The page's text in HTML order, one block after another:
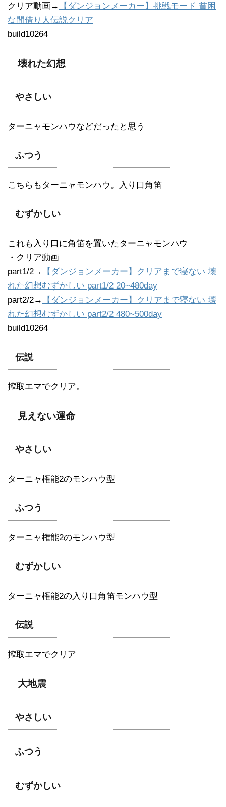
クリア動画→
【ダンジョンメーカー】挑戦モード 貧困
な間借り人伝説クリア
build10264
壊れた幻想
やさしい
ターニャモンハウなどだったと思う
ふつう
こちらもターニャモンハウ。入り口角笛
むずかしい
これも入り口に角笛を置いたターニャモンハウ
・クリア動画
part1/2→
【ダンジョンメーカー】クリアまで寝ない 壊
れた幻想むずかしい part1/2 20~480day
part2/2→
【ダンジョンメーカー】クリアまで寝ない 壊
れた幻想むずかしい part2/2 480~500day
build10264
伝説
搾取エマでクリア。
見えない運命
やさしい
ターニャ権能2のモンハウ型
ふつう
ターニャ権能2のモンハウ型
むずかしい
ターニャ権能2の入り口角笛モンハウ型
伝説
搾取エマでクリア
大地震
やさしい
ふつう
むずかしい